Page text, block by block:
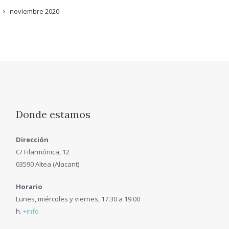
noviembre 2020
Donde estamos
Dirección
C/ Filarmónica, 12
03590 Altea (Alacant)
Horario
Lunes, miércoles y viernes, 17.30 a 19.00
h. +info